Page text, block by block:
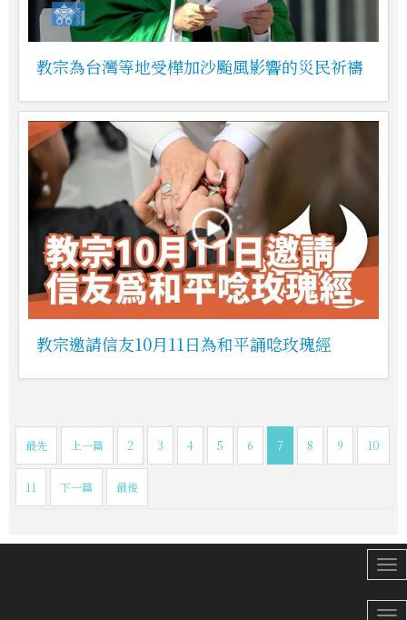
教宗為台灣等地受樺加沙颱風影響的災民祈禱
教宗邀請信友10月11日為和平誦唸玫瑰經
最先 上一篇 2 3 4 5 6 7 8 9 10
11 下一篇 最後